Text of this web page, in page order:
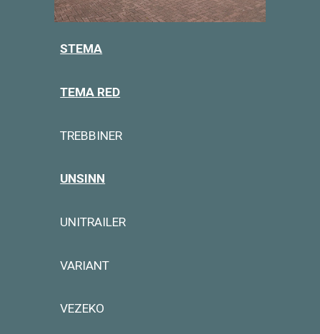
STEMA
TEMA RED
TREBBINER
UNSINN
UNITRAILER
VARIANT
VEZEKO